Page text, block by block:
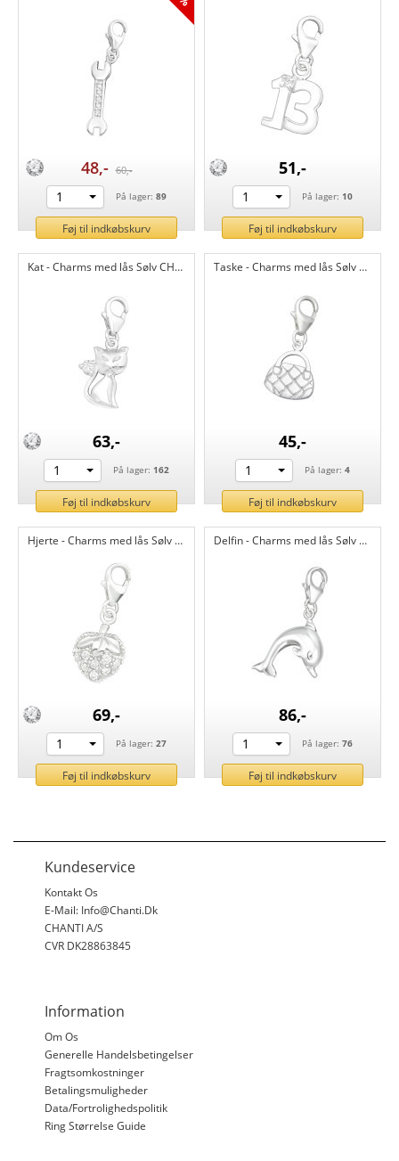
48,- 60,-
1 På lager: 89
Føj til indkøbskurv
51,-
1 På lager: 10
Føj til indkøbskurv
Kat - Charms med lås Sølv CH2807
63,-
1 På lager: 162
Føj til indkøbskurv
Taske - Charms med lås Sølv CH885
45,-
1 På lager: 4
Føj til indkøbskurv
Hjerte - Charms med lås Sølv CH853
69,-
1 På lager: 27
Føj til indkøbskurv
Delfin - Charms med lås Sølv CH849
86,-
1 På lager: 76
Føj til indkøbskurv
Kundeservice
Kontakt Os
E-Mail: Info@chanti.dk
CHANTI A/S
CVR DK28863845
Information
Om Os
Generelle Handelsbetingelser
Fragtsomkostninger
Betalingsmuligheder
Data/fortrolighedspolitik
Ring Størrelse Guide